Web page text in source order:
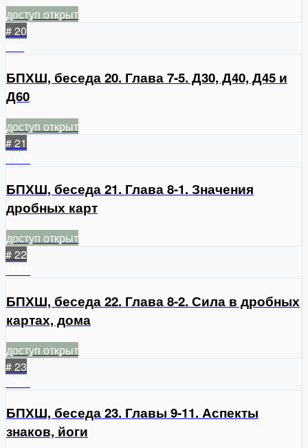
доступ открыт
# 20
БПХШ, беседа 20. Глава 7-5. Д30, Д40, Д45 и
Д60
доступ открыт
# 21
БПХШ, беседа 21. Глава 8-1. Значения
дробных карт
доступ открыт
# 22
БПХШ, беседа 22. Глава 8-2. Сила в дробных
картах, дома
доступ открыт
# 23
БПХШ, беседа 23. Главы 9-11. Аспекты
знаков, йоги